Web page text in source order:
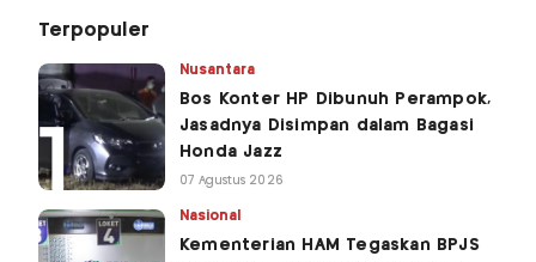
Terpopuler
Nusantara
Bos Konter HP Dibunuh Perampok,
Jasadnya Disimpan dalam Bagasi
Honda Jazz
07 Agustus 2026
Nasional
Kementerian HAM Tegaskan BPJS